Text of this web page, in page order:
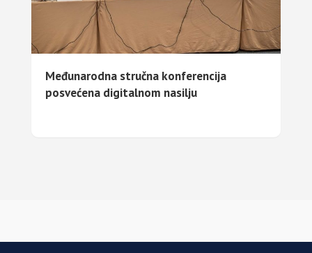
Međunarodna stručna konferencija
posvećena digitalnom nasilju